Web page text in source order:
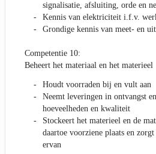
signalisatie, afsluiting, orde en
Kennis van elektriciteit i.f.v.
Grondige kennis van meet- en
Competentie 10:
Beheert het materiaal en het materieel
Houdt voorraden bij en vult aan
Neemt leveringen in ontvangst
hoeveelheden en kwaliteit
Stockeert het materieel en de
daartoe voorziene plaats en
ervan